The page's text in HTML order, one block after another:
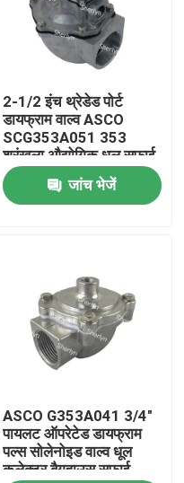
2-1/2 इंच थ्रेडेड पोर्ट
डायफ्राम वाल्व ASCO
SCG353A051 353
श्रृंखला औद्योगिक धूल सफाई
जांच भेजें
ASCO G353A041 3/4"
पायलट ऑपरेटेड डायफ्राम
पल्स सोलेनोइड वाल्व धूल
कलेक्टर बैगहाउस सफाई